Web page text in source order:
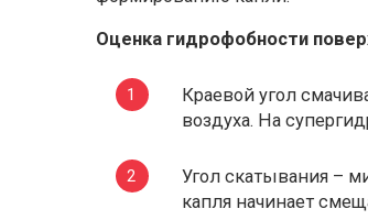
Оценка гидрофобности
Краевой угол
воздуха. На
Угол скатывания –
капля начинает